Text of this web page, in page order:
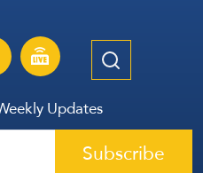
Updates
Subscribe